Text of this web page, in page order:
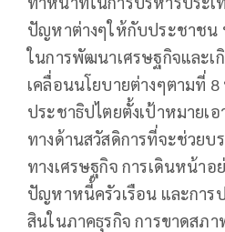
ปัญหาต่างๆให้กับประชาชน
ในการพัฒนาเศรษฐกิจและเ
เคลื่อนนโยบายต่างๆตามที่ 8
ประชาธิปไตยตั้งเป้าหมายเ
ทางด้านสวัสดิการที่จะช่วยบ
ทางเศรษฐกิจ การเดินหน้าอ
ปัญหาหนี้ครัวเรือน และกา
สินในภาคธุรกิจ การขาดสภา